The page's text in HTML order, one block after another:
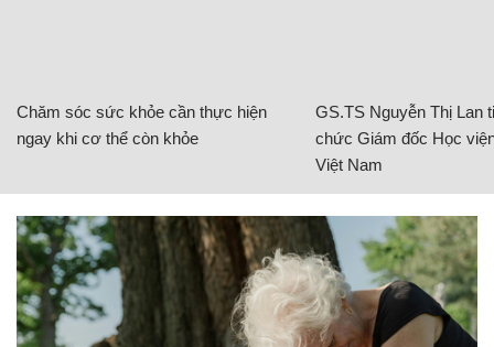
Chăm sóc sức khỏe cần thực hiện
ngay khi cơ thể còn khỏe
GS.TS Nguyễn Thị Lan
chức Giám đốc Học
Việt Nam